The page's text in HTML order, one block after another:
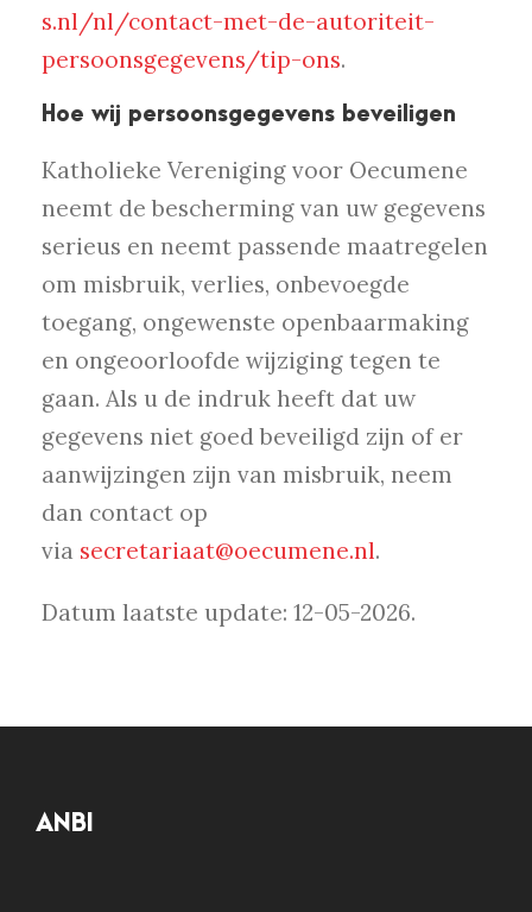
s.nl/nl/contact-met-de-autoriteit-
persoonsgegevens/tip-ons.
Hoe wij persoonsgegevens beveiligen
Katholieke Vereniging voor Oecumene
neemt de bescherming van uw gegevens
serieus en neemt passende maatregelen
om misbruik, verlies, onbevoegde
toegang, ongewenste openbaarmaking
en ongeoorloofde wijziging tegen te
gaan. Als u de indruk heeft dat uw
gegevens niet goed beveiligd zijn of er
aanwijzingen zijn van misbruik, neem
dan contact op
via secretariaat@oecumene.nl.
Datum laatste update: 12-05-2026.
ANBI